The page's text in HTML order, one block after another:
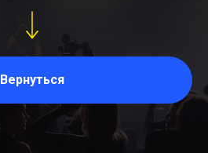
Вернуться